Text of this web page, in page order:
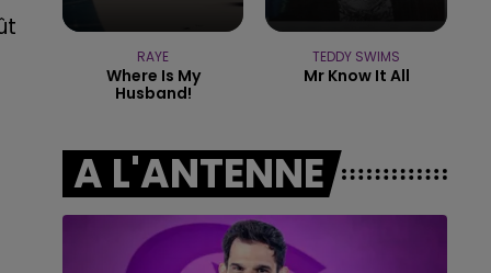
11h00 - 16h00
LE WEEK-END CHAMPAGNE FM
RAYE
Where Is My
Husband!
TEDDY SWIMS
Mr Know It All
A L'ANTENNE